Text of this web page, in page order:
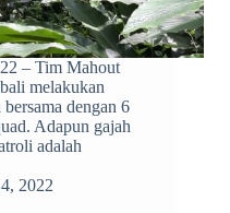
– Tim Mahout
melakukan
dengan 6
Adapun gajah
adalah
2022